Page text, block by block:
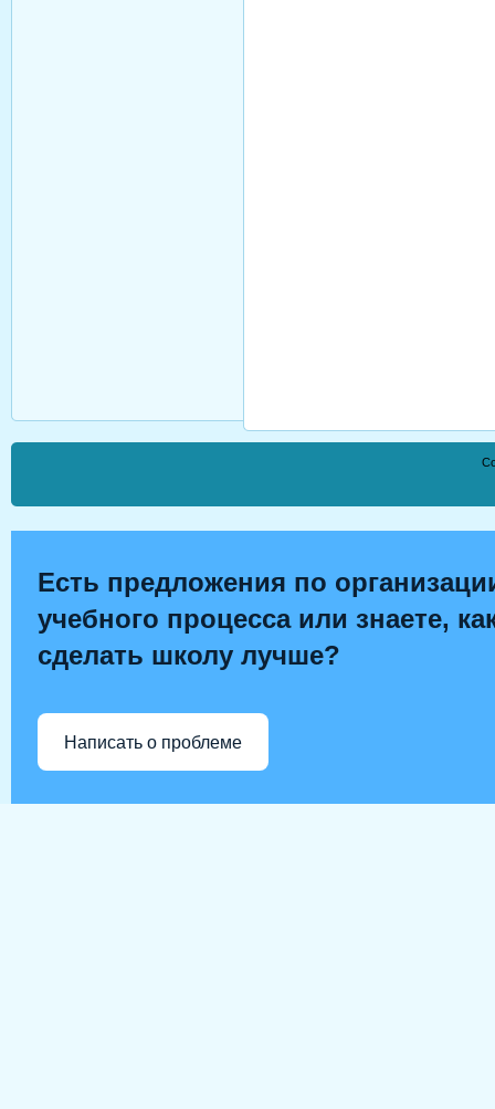
Есть предложения по
учебного процесса или знаете,
сделать школу лучше?
Написать о проблеме